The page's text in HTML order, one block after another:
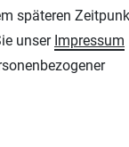
späteren
unser Impressum